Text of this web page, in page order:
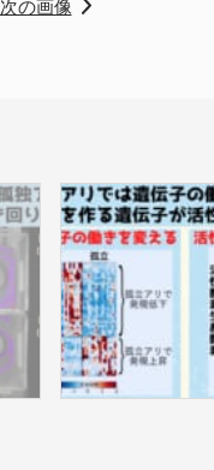
次の画像